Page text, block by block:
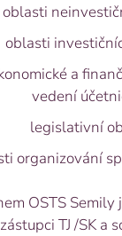
oblasti
a
vedení
legislativní
organizování
OSTS Semily
TJ /SK a